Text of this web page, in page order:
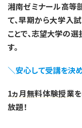
湘南ゼミナール高等
て、早期から大学入
ことで、志望大学の
す。
＼安心して受講を決
1ヵ月無料体験授業
放題！